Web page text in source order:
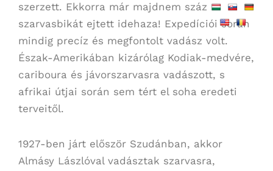
szerzett. Ekkorra már majdnem száz
szarvasbikát ejtett idehaza! Expedíciói során
mindig precíz és megfontolt vadász volt.
Észak-Amerikában kizárólag Kodiak-medvére,
cariboura és jávorszarvasra vadászott, s
afrikai útjai során sem tért el soha eredeti
terveitől.
1927-ben járt először Szudánban, akkor
Almásy Lászlóval vadásztak szarvasra,